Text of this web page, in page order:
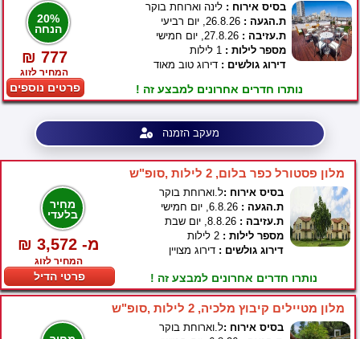
20%
הנחה
₪ 777
המחיר לזוג
פרטים נוספים
בסיס אירוח : לינה וארוחת בוקר
ת.הגעה : 26.8.26, יום רביעי
ת.עזיבה : 27.8.26, יום חמישי
מספר לילות : 1 לילות
דירוג גולשים : דירוג טוב מאוד
נותרו חדרים אחרונים למבצע זה !
מעקב הזמנה
מלון פסטורל כפר בלום, 2 לילות ,סופ"ש
מחיר
בלעדי
₪ 3,572 -מ
המחיר לזוג
פרטי הדיל
בסיס אירוח :ל.וארוחת בוקר
ת.הגעה :
ת.עזיבה :
מספר לילות :
דירוג גולשים : דירוג מצויין
נותרו חדרים אחרונים למבצע זה !
מלון מטיילים קיבוץ מלכיה, 2 לילות ,סופ"ש
בסיס אירוח :ל.וארוחת בוקר